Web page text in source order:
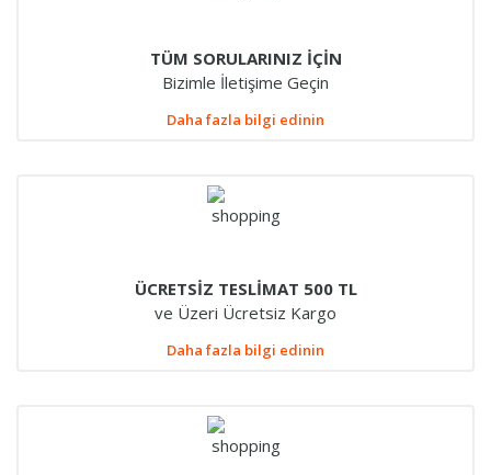
TÜM SORULARINIZ İÇİN
Bizimle İletişime Geçin
Daha fazla bilgi edinin
ÜCRETSİZ TESLİMAT 500 TL
ve Üzeri Ücretsiz Kargo
Daha fazla bilgi edinin